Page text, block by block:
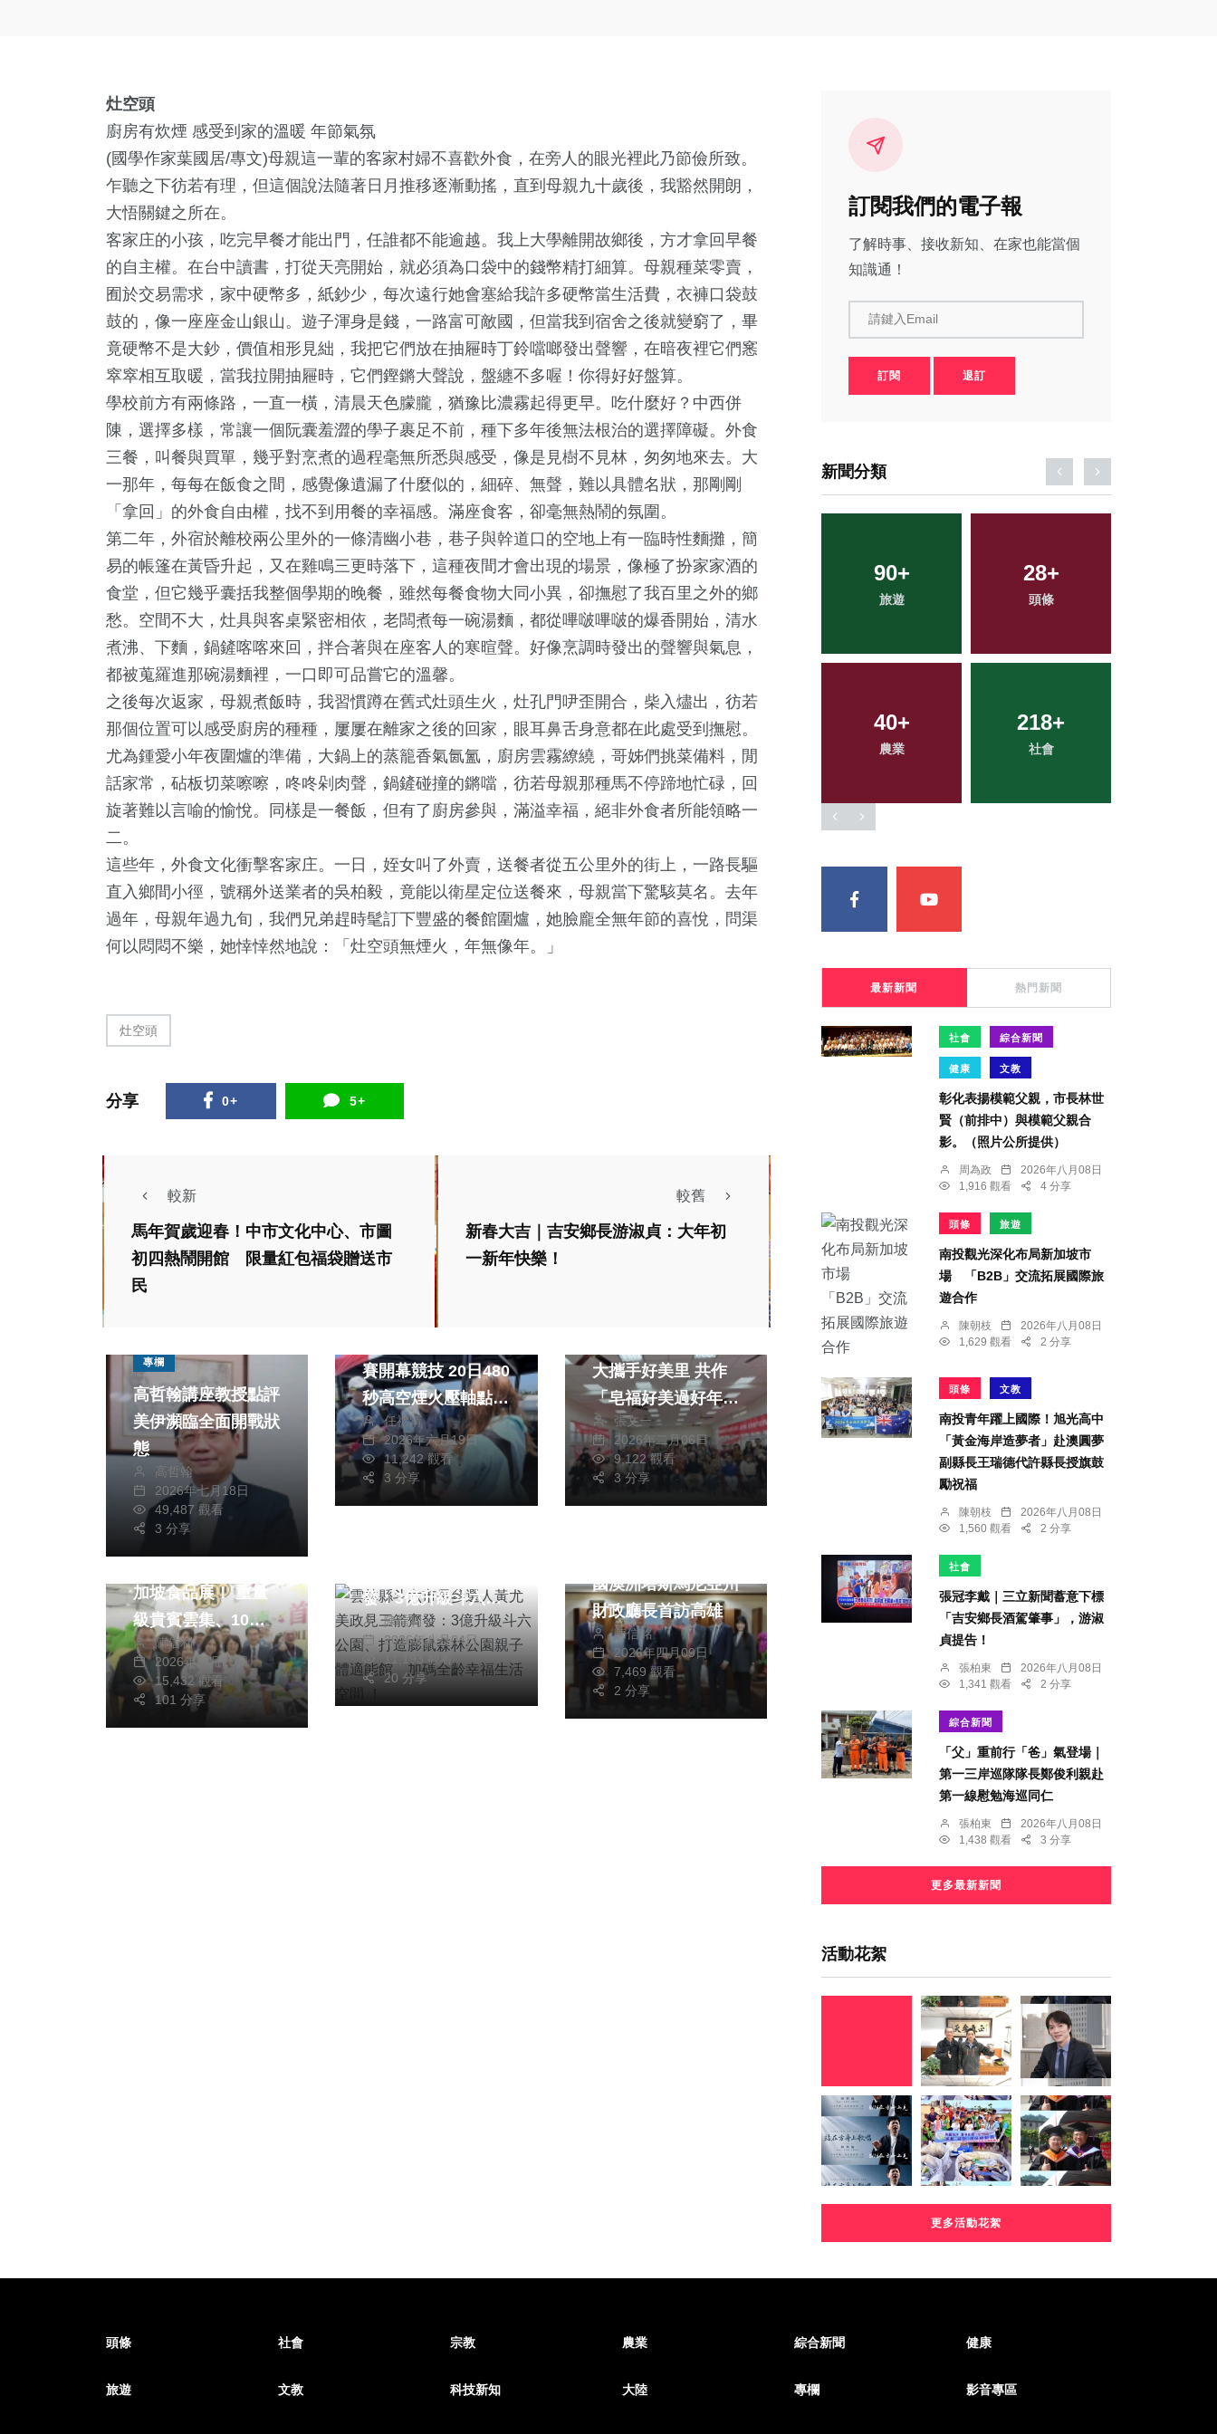
灶空頭
廚房有炊煙 感受到家的溫暖 年節氣氛
(國學作家葉國居/專文)母親這一輩的客家村婦不喜歡外食，在旁人的眼光裡此乃節儉所致。
乍聽之下彷若有理，但這個說法隨著日月推移逐漸動搖，直到母親九十歲後，我豁然開朗，
大悟關鍵之所在。
客家庄的小孩，吃完早餐才能出門，任誰都不能逾越。我上大學離開故鄉後，方才拿回早餐
的自主權。在台中讀書，打從天亮開始，就必須為口袋中的錢幣精打細算。母親種菜零賣，
囿於交易需求，家中硬幣多，紙鈔少，每次遠行她會塞給我許多硬幣當生活費，衣褲口袋鼓
鼓的，像一座座金山銀山。遊子渾身是錢，一路富可敵國，但當我到宿舍之後就變窮了，畢
竟硬幣不是大鈔，價值相形見絀，我把它們放在抽屜時丁鈴噹啷發出聲響，在暗夜裡它們窸
窣窣相互取暖，當我拉開抽屜時，它們鏗鏘大聲說，盤纏不多喔！你得好好盤算。
學校前方有兩條路，一直一橫，清晨天色朦朧，猶豫比濃霧起得更早。吃什麼好？中西併
陳，選擇多樣，常讓一個阮囊羞澀的學子裹足不前，種下多年後無法根治的選擇障礙。外食
三餐，叫餐與買單，幾乎對烹煮的過程毫無所悉與感受，像是見樹不見林，匆匆地來去。大
一那年，每每在飯食之間，感覺像遺漏了什麼似的，細碎、無聲，難以具體名狀，那剛剛
「拿回」的外食自由權，找不到用餐的幸福感。滿座食客，卻毫無熱鬧的氛圍。
第二年，外宿於離校兩公里外的一條清幽小巷，巷子與幹道口的空地上有一臨時性麵攤，簡
易的帳篷在黃昏升起，又在雞鳴三更時落下，這種夜間才會出現的場景，像極了扮家家酒的
食堂，但它幾乎囊括我整個學期的晚餐，雖然每餐食物大同小異，卻撫慰了我百里之外的鄉
愁。空間不大，灶具與客桌緊密相依，老闆煮每一碗湯麵，都從嗶啵嗶啵的爆香開始，清水
煮沸、下麵，鍋鏟喀喀來回，拌合著與在座客人的寒暄聲。好像烹調時發出的聲響與氣息，
都被蒐羅進那碗湯麵裡，一口即可品嘗它的溫馨。
之後每次返家，母親煮飯時，我習慣蹲在舊式灶頭生火，灶孔門吚歪開合，柴入燼出，彷若
那個位置可以感受廚房的種種，屢屢在離家之後的回家，眼耳鼻舌身意都在此處受到撫慰。
尤為鍾愛小年夜圍爐的準備，大鍋上的蒸籠香氣氤氳，廚房雲霧繚繞，哥姊們挑菜備料，閒
話家常，砧板切菜嚓嚓，咚咚剁肉聲，鍋鏟碰撞的鏘噹，彷若母親那種馬不停蹄地忙碌，回
旋著難以言喻的愉悅。同樣是一餐飯，但有了廚房參與，滿溢幸福，絕非外食者所能領略一
二。
這些年，外食文化衝擊客家庄。一日，姪女叫了外賣，送餐者從五公里外的街上，一路長驅
直入鄉間小徑，號稱外送業者的吳柏毅，竟能以衛星定位送餐來，母親當下驚駭莫名。去年
過年，母親年過九旬，我們兄弟趕時髦訂下豐盛的餐館圍爐，她臉龐全無年節的喜悅，問渠
何以悶悶不樂，她悻悻然地說：「灶空頭無煙火，年無像年。」
灶空頭
分享 0+ 5+
較新
馬年賀歲迎春！中市文化中心、市圖
初四熱鬧開館 限量紅包福袋贈送市
民
較舊
新春大吉｜吉安鄉長游淑貞：大年初
一新年快樂！
專欄
高哲翰講座教授點評
美伊瀕臨全面開戰狀
態
高哲翰
2026年七月18日
49,487 觀看
3 分享
賽開幕競技 20日480
秒高空煙火壓軸點亮
夜空任禮清
2026年六月19日
11,242 觀看
3 分享
大攜手好美里 共作
「皂福好美過好年
DIY」活動
張文一
2026年二月06日
9,122 觀看
3 分享
綜合新聞
加坡食品展！ 重量
級貴賓雲集、10大
業者搶占星國商機
陳信利
2026年四月23日
15,432 觀看
101 分享
發：3億升級斗六公
園、打造膨鼠森林公
園親子體適能館、加
碼全齡幸福生活空間
！
陳信利
2026年八月04日
20 分享
國澳洲塔斯馬尼亞州
財政廳長首訪高雄
陳信銘
2026年四月09日
7,469 觀看
2 分享
訂閱我們的電子報
了解時事、接收新知、在家也能當個
知識通！
請鍵入Email
訂閱 退訂
新聞分類
118+
健康
64+
專欄
398+
綜合新聞
130+
文教
36
宗教
90+
旅遊
28+
頭條
40+
農業
218+
社會
19+
科技新知
118+
健康
1+
大陸
64+
專欄
最新新聞 熱門新聞
社會 綜合新聞
健康 文教
彰化表揚模範父親，市長林世
賢（前排中）與模範父親合
影。（照片公所提供）
周為政
2026年八月08日
1,916 觀看
4 分享
頭條 旅遊
南投觀光深化布局新加坡市
場 「B2B」交流拓展國際旅
遊合作
陳朝枝
2026年八月08日
1,629 觀看
2 分享
頭條 文教
南投青年躍上國際！旭光高中
「黃金海岸造夢者」赴澳圓夢
副縣長王瑞德代許縣長授旗鼓
勵祝福
陳朝枝
2026年八月08日
1,560 觀看
2 分享
社會
張冠李戴｜三立新聞蓄意下標
「吉安鄉長酒駕肇事」，游淑
貞提告！
張柏東
2026年八月08日
1,341 觀看
2 分享
綜合新聞
「父」重前行「爸」氣登場｜
第一三岸巡隊隊長鄭俊利親赴
第一線慰勉海巡同仁
張柏東
2026年八月08日
1,438 觀看
3 分享
更多最新新聞
活動花絮
更多活動花絮
頭條 社會 宗教 農業 綜合新聞 健康
旅遊 文教 科技新知 大陸 專欄 影音專區